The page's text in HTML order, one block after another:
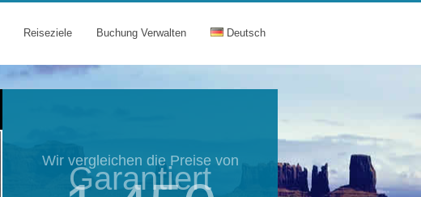
Reiseziele Buchung Verwalten Deutsch
Garantiert